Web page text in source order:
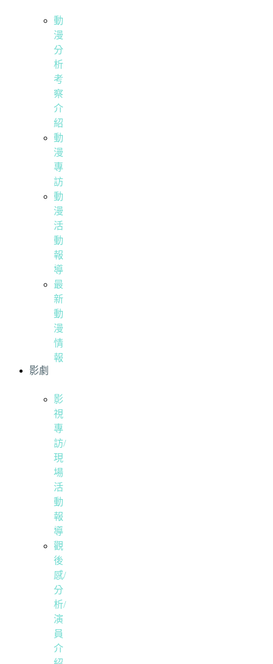
動
漫
分
析
考
察
介
紹
動
漫
專
訪
動
漫
活
動
報
導
最
新
動
漫
情
報
影劇
影
視
專
訪/
現
場
活
動
報
導
觀
後
感/
分
析/
演
員
介